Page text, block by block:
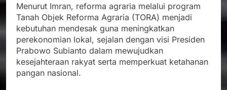
Menurut Imran, reforma agraria melalui program
Tanah Objek Reforma Agraria (TORA) menjadi
kebutuhan mendesak guna meningkatkan
perekonomian lokal, sejalan dengan visi Presiden
Prabowo Subianto dalam mewujudkan
kesejahteraan rakyat serta memperkuat ketahanan
pangan nasional.